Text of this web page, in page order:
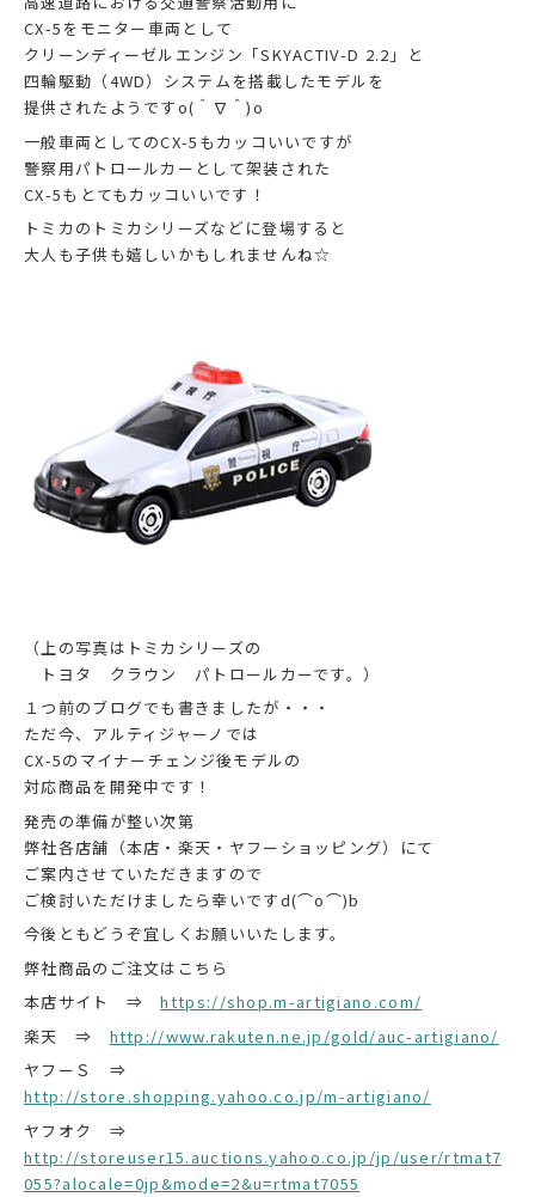
CX-5をモニター車両として
クリーンディーゼルエンジン「SKYACTIV-D 2.2」と
四輪駆動（4WD）システムを搭載したモデルを
提供されたようですo(＾∇＾)o
一般車両としてのCX-5もカッコいいですが
警察用パトロールカーとして架装された
CX-5もとてもカッコいいです！
トミカのトミカシリーズなどに登場すると
大人も子供も嬉しいかもしれませんね☆
（上の写真はトミカシリーズの
トヨタ クラウン パトロールカーです。）
１つ前のブログでも書きましたが・・・
ただ今、アルティジャーノでは
CX-5のマイナーチェンジ後モデルの
対応商品を開発中です！
発売の準備が整い次第
弊社各店舗（本店・楽天・ヤフーショッピング）にて
ご案内させていただきますので
ご検討いただけましたら幸いですd(⌒o⌒)b
今後ともどうぞ宜しくお願いいたします。
弊社商品のご注文はこちら
本店サイト ⇒https://shop.m-artigiano.com/
楽天 ⇒ http://www.rakuten.ne.jp/gold/auc-artigiano/
ヤフーＳ ⇒
http://store.shopping.yahoo.co.jp/m-artigiano/
ヤフオク ⇒
http://storeuser15.auctions.yahoo.co.jp/jp/user/rtmat7
055?alocale=0jp&mode=2&u=rtmat7055